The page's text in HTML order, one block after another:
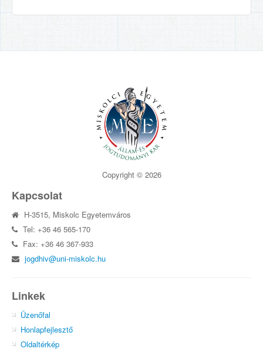
Copyright © 2026
Kapcsolat
H-3515, Miskolc Egyetemváros
Tel: +36 46 565-170
Fax: +36 46 367-933
jogdhiv@uni-miskolc.hu
Linkek
Üzenőfal
Honlapfejlesztő
Oldaltérkép